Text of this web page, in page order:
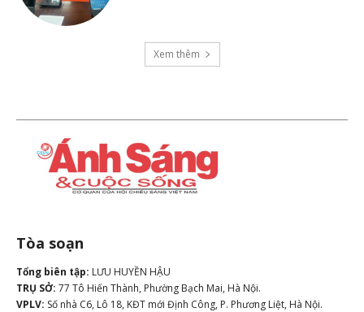
Xem thêm
Tòa soạn
Tổng biên tập: LƯU HUYỀN HẬU
TRỤ SỞ: 77 Tô Hiến Thành, Phường Bạch Mai, Hà Nội.
VPLV: Số nhà C6, Lô 18, KĐT mới Định Công, P. Phương Liệt, Hà Nội.